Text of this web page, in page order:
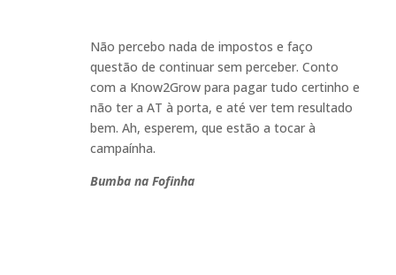
Não percebo nada de impostos e faço
questão de continuar sem perceber. Conto
com a Know2Grow para pagar tudo certinho e
não ter a AT à porta, e até ver tem resultado
bem. Ah, esperem, que estão a tocar à
campaínha.
Bumba na Fofinha